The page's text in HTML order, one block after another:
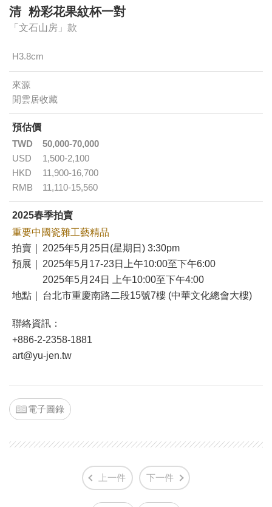
清 粉彩花果紋杯一對
「文石山房」款
H3.8cm
來源
閒雲居收藏
預估價
TWD
50,000-70,000
USD
1,500-2,100
HKD
11,900-16,700
RMB
11,110-15,560
2025春季拍賣
重要中國瓷雜工藝精品
拍賣｜
2025年5月25日(星期日) 3:30pm
預展｜
2025年5月17-23日上午10:00至下午6:00
2025年5月24日 上午10:00至下午4:00
地點｜
台北市重慶南路二段15號7樓 (中華文化總會大樓)
聯絡資訊：
+886-2-2358-1881
art@yu-jen.tw
電子圖錄
上一件 下一件